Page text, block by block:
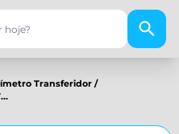
Transferidor /